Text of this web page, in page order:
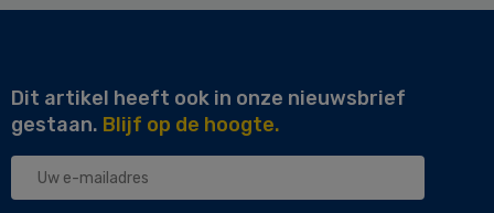
Dit artikel heeft ook in onze nieuwsbrief
gestaan. Blijf op de hoogte.
Uw